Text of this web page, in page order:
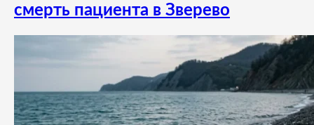
смерть пациента в Зверево